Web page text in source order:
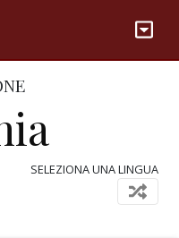
SELEZIONA UNA LINGUA